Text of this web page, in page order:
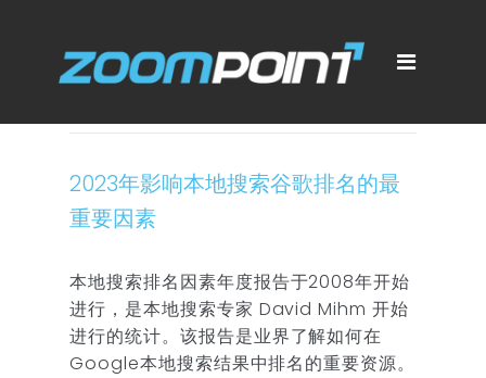
2023年影响本地搜索谷歌排名的最
重要因素
本地搜索排名因素年度报告于2008年开始
进行，是本地搜索专家 David Mihm 开始
进行的统计。该报告是业界了解如何在
Google本地搜索结果中排名的重要资源。